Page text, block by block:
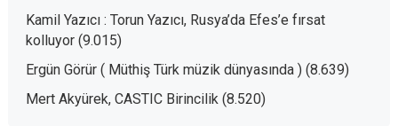
Kamil Yazıcı : Torun Yazıcı, Rusya’da Efes’e fırsat
kolluyor (9.015)
Ergün Görür ( Müthiş Türk müzik dünyasında ) (8.639)
Mert Akyürek, CASTIC Birincilik (8.520)